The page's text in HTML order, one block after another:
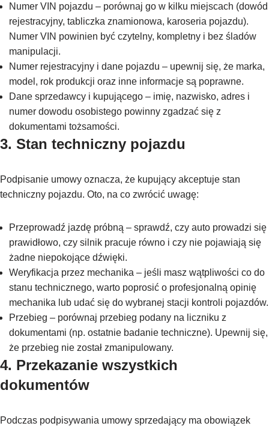
Numer VIN pojazdu – porównaj go w kilku miejscach (dowód
rejestracyjny, tabliczka znamionowa, karoseria pojazdu).
Numer VIN powinien być czytelny, kompletny i bez śladów
manipulacji.
Numer rejestracyjny i dane pojazdu – upewnij się, że marka,
model, rok produkcji oraz inne informacje są poprawne.
Dane sprzedawcy i kupującego – imię, nazwisko, adres i
numer dowodu osobistego powinny zgadzać się z
dokumentami tożsamości.
3. Stan techniczny pojazdu
Podpisanie umowy oznacza, że kupujący akceptuje stan
techniczny pojazdu. Oto, na co zwrócić uwagę:
Przeprowadź jazdę próbną – sprawdź, czy auto prowadzi się
prawidłowo, czy silnik pracuje równo i czy nie pojawiają się
żadne niepokojące dźwięki.
Weryfikacja przez mechanika – jeśli masz wątpliwości co do
stanu technicznego, warto poprosić o profesjonalną opinię
mechanika lub udać się do wybranej stacji kontroli pojazdów.
Przebieg – porównaj przebieg podany na liczniku z
dokumentami (np. ostatnie badanie techniczne). Upewnij się,
że przebieg nie został zmanipulowany.
4. Przekazanie wszystkich
dokumentów
Podczas podpisywania umowy sprzedający ma obowiązek